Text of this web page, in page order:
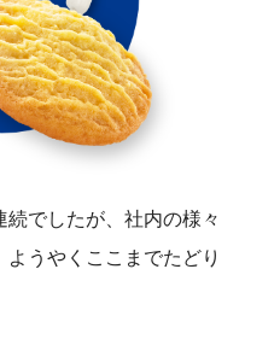
続でしたが、社内の様々
うやくここまでたどり